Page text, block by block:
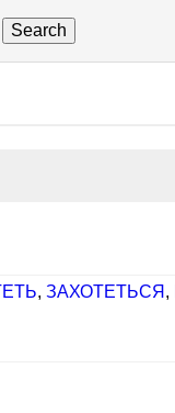
Search
, ЗАХОТЕТЬСЯ ,